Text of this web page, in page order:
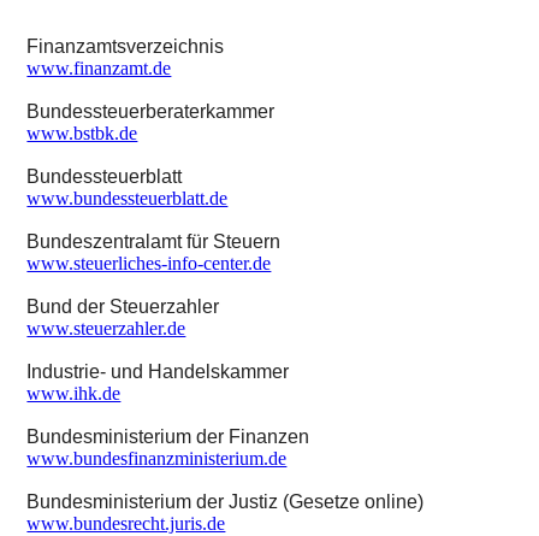
Finanzamtsverzeichnis
www.finanzamt.de
Bundessteuerberaterkammer
www.bstbk.de
Bundessteuerblatt
www.bundessteuerblatt.de
Bundeszentralamt für Steuern
www.steuerliches-info-center.de
Bund der Steuerzahler
www.steuerzahler.de
Industrie- und Handelskammer
www.ihk.de
Bundesministerium der Finanzen
www.bundesfinanzministerium.de
Bundesministerium der Justiz (Gesetze online)
www.bundesrecht.juris.de